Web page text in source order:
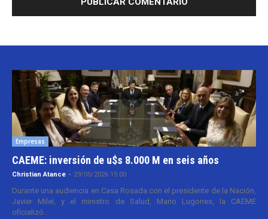
Empresas
CAEME: inversión de u$s 8.000 M en seis años
Christian Atance - 29/05/2026 15:00
Durante una audiencia en Casa Rosada con el presidente de la Nación,
Javier Milei, y el ministro de Salud, Mario Lugones, la CAEME
oficializó...